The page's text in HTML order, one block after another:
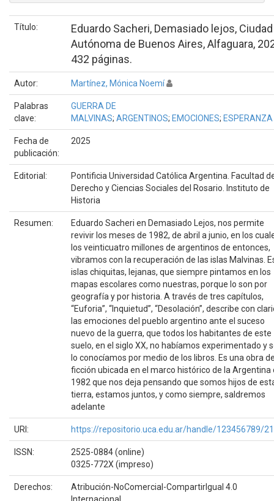
Título:
Eduardo Sacheri, Demasiado lejos, Ciudad
Autónoma de Buenos Aires, Alfaguara,
432 páginas.
Autor: Martínez, Mónica Noemí
Palabras
clave:
GUERRA DE
MALVINAS; ARGENTINOS; EMOCIONES; ESPERANZA
Fecha de
publicación:
2025
Editorial:
Pontificia Universidad Católica Argentina. Facultad
Derecho y Ciencias Sociales del Rosario. Instituto de
Historia
Resumen:
Eduardo Sacheri en Demasiado Lejos, nos permite
revivir los meses de 1982, de abril a junio, en los
los veinticuatro millones de argentinos de entonces,
vibramos con la recuperación de las islas Malvinas.
islas chiquitas, lejanas, que siempre pintamos en los
mapas escolares como nuestras, porque lo son por
geografía y por historia. A través de tres capítulos,
“Euforia”, “Inquietud”, “Desolación”, describe con
las emociones del pueblo argentino ante el suceso
nuevo de la guerra, que todos los habitantes de este
suelo, en el siglo XX, no habíamos experimentado y
lo conocíamos por medio de los libros. Es una obra
ficción ubicada en el marco histórico de la Argentina
1982 que nos deja pensando que somos hijos de
tierra, estamos juntos, y como siempre, saldremos
adelante
URI: https://repositorio.uca.edu.ar/handle/123456789/
ISSN:
2525-0884 (online)
0325-772X (impreso)
Derechos:
Atribución-NoComercial-CompartirIgual 4.0